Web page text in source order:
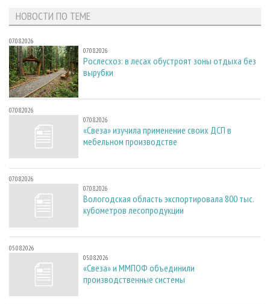
ПРОИЗВОДСТВО МЕБЕЛИ
БИОЭНЕРГЕТИКА
ЦБП
ИНСТРУМЕНТ И МАТЕРИАЛЫ
ОФИЦИАЛЬНЫЕ ДЕЛЕГАЦИИ
ПРИОРИТЕТНЫЕ ИНВЕСТПРОЕКТЫ
RUSSIAN FORESTRY REVIEW
ГАЗЕТА ЛЕСПРОМФОРУМ
БИБЛИОТЕКА СПЕЦИАЛИСТА
НОВОСТИ ПО ТЕМЕ
07.08.2026
07.08.2026
Рослесхоз: в лесах обустроят зоны отдыха без
вырубки
07.08.2026
07.08.2026
«Свеза» изучила применение своих ДСП в
мебельном производстве
07.08.2026
07.08.2026
Вологодская область экспортировала 800 тыс.
кубометров лесопродукции
05.08.2026
05.08.2026
«Свеза» и ММПОФ объединили
производственные системы